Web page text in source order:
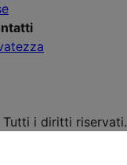
i diritti riservati.